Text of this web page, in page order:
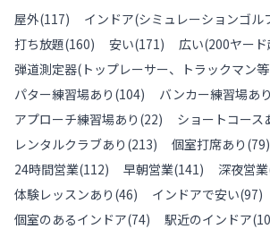
屋外(117) インドア(シミュレーションゴル
打ち放題(160) 安い(171) 広い(200ヤード
弾道測定器(トップレーサー、トラックマン
パター練習場あり (104) バンカー練習場あり
アプローチ練習場あり (22) ショートコース
レンタルクラブあり (213) 個室打席あり (79)
24時間営業(112) 早朝営業(141) 深夜営業
体験レッスンあり (46) インドアで安い(97)
個室のあるインドア(74) 駅近のインドア(